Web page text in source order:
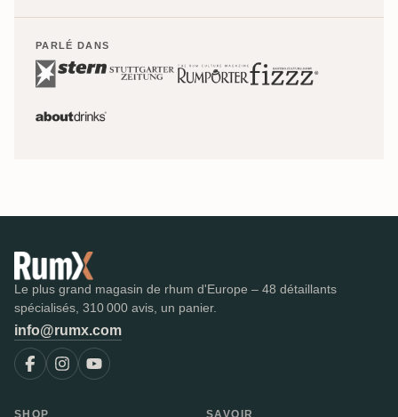
PARLÉ DANS
Le plus grand magasin de rhum d'Europe – 48 détaillants
spécialisés, 310 000 avis, un panier.
info@rumx.com
SHOP SAVOIR